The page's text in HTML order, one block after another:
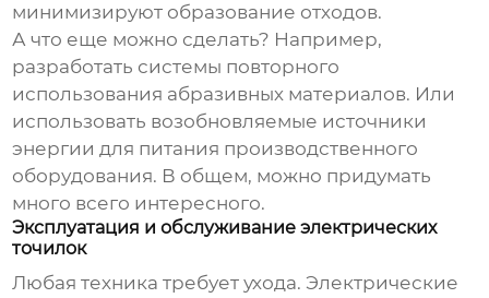
минимизируют образование отходов.
А что еще можно сделать? Например,
разработать системы повторного
использования абразивных материалов. Или
использовать возобновляемые источники
энергии для питания производственного
оборудования. В общем, можно придумать
много всего интересного.
Эксплуатация и обслуживание электрических
точилок
Любая техника требует ухода. Электрические